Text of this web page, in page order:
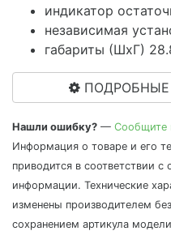
индикатор
независимая
габариты (ШхГ)
ПОДРОБНЫЕ
Нашли ошибку? — Сообщите
Информация о товаре и его
приводится в соответствии
информации. Технические
изменены производителем
сохранением артикула